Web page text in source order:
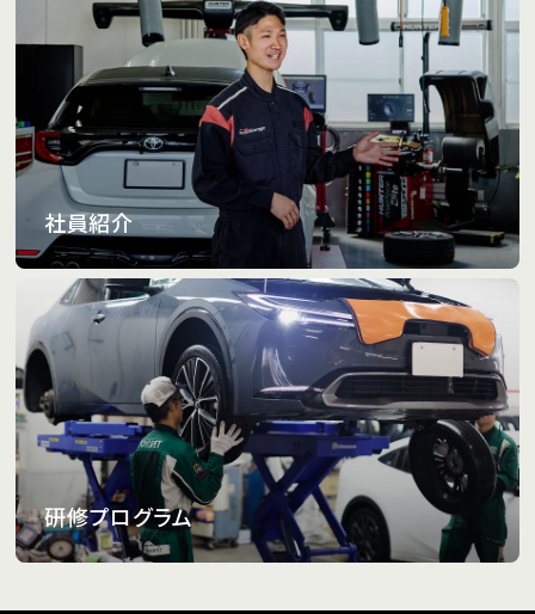
社員紹介
研修プログラム